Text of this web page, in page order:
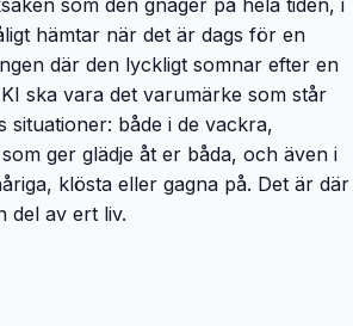
hämtar när det är dags för en
där den lyckligt somnar efter en
ska vara det varumärke som står
situationer: både i de vackra,
ger glädje åt er båda, och även i
klösta eller gagna på. Det är där
del av ert liv.